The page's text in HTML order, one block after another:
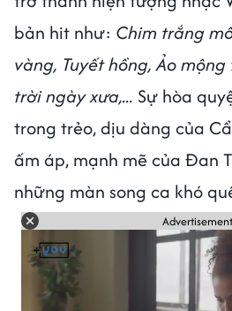
bản hit như: Chim trắng
vàng, Tuyết hồng, Ảo
trời ngày xưa,... Sự hòa
trong trẻo, dịu dàng của
ấm áp, mạnh mẽ của Đan
những màn song ca khó
Advertisement